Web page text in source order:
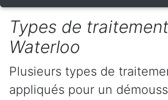
Types de
Waterloo
Plusieurs types de
appliqués pour un